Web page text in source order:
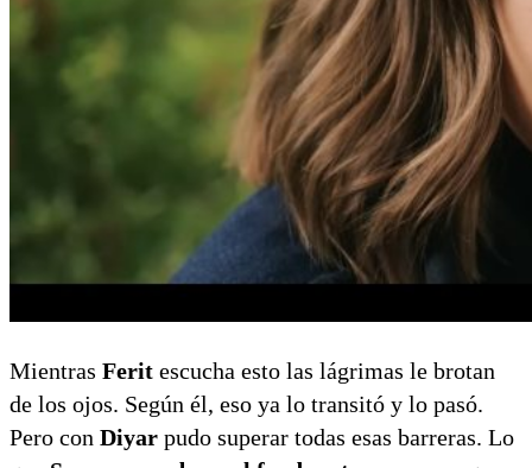
Mientras Ferit escucha esto las lágrimas le brotan
de los ojos. Según él, eso ya lo transitó y lo pasó.
Pero con Diyar pudo superar todas esas barreras. Lo